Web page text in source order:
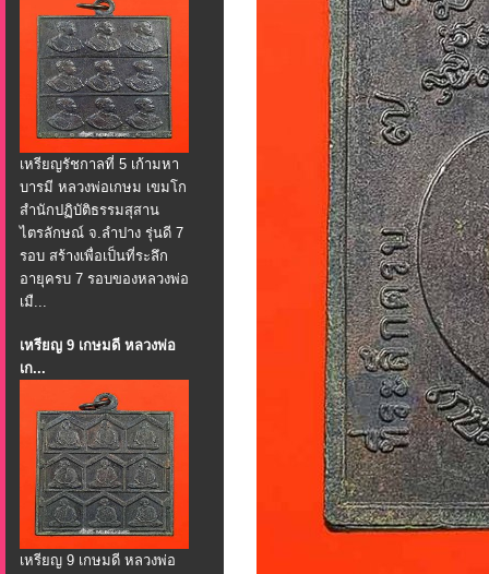
เหรียญรัชกาลที่ 5 เก้ามหา
บารมี หลวงพ่อเกษม เขมโก
สำนักปฏิบัติธรรมสุสาน
ไตรลักษณ์ จ.ลำปาง รุ่นดี 7
รอบ สร้างเพื่อเป็นที่ระลึก
อายุครบ 7 รอบของหลวงพ่อ
เมื...
เหรียญ 9 เกษมดี หลวงพ่อ
เก...
เหรียญ 9 เกษมดี หลวงพ่อ